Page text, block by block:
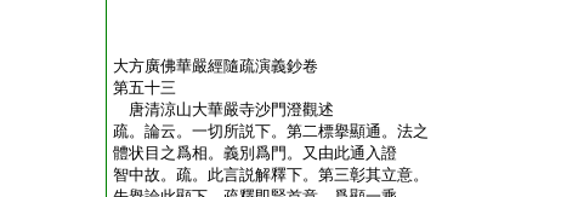
大方廣佛華嚴經隨疏演義鈔卷
第五十三
唐清涼山大華嚴寺沙門澄觀述
疏。論云。一切所説下。第二標擧顯通。法之
體状目之爲相。義別爲門。又由此通入證
智中故。疏。此言説解釋下。第三彰其立意。